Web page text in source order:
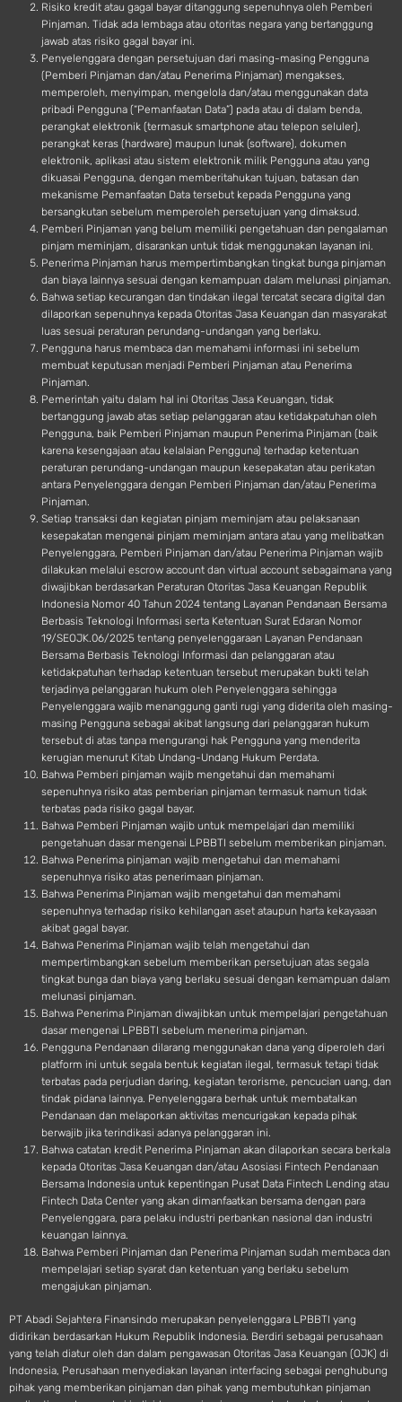
Risiko kredit atau gagal bayar ditanggung sepenuhnya oleh Pemberi
Pinjaman. Tidak ada lembaga atau otoritas negara yang bertanggung
jawab atas risiko gagal bayar ini.
Penyelenggara dengan persetujuan dari masing-masing Pengguna
(Pemberi Pinjaman dan/atau Penerima Pinjaman) mengakses,
memperoleh, menyimpan, mengelola dan/atau menggunakan data
pribadi Pengguna (“Pemanfaatan Data”) pada atau di dalam benda,
perangkat elektronik (termasuk smartphone atau telepon seluler),
perangkat keras (hardware) maupun lunak (software), dokumen
elektronik, aplikasi atau sistem elektronik milik Pengguna atau yang
dikuasai Pengguna, dengan memberitahukan tujuan, batasan dan
mekanisme Pemanfaatan Data tersebut kepada Pengguna yang
bersangkutan sebelum memperoleh persetujuan yang dimaksud.
Pemberi Pinjaman yang belum memiliki pengetahuan dan pengalaman
pinjam meminjam, disarankan untuk tidak menggunakan layanan ini.
Penerima Pinjaman harus mempertimbangkan tingkat bunga pinjaman
dan biaya lainnya sesuai dengan kemampuan dalam melunasi pinjaman.
Bahwa setiap kecurangan dan tindakan ilegal tercatat secara digital dan
dilaporkan sepenuhnya kepada Otoritas Jasa Keuangan dan masyarakat
luas sesuai peraturan perundang-undangan yang berlaku.
Pengguna harus membaca dan memahami informasi ini sebelum
membuat keputusan menjadi Pemberi Pinjaman atau Penerima
Pinjaman.
Pemerintah yaitu dalam hal ini Otoritas Jasa Keuangan, tidak
bertanggung jawab atas setiap pelanggaran atau ketidakpatuhan oleh
Pengguna, baik Pemberi Pinjaman maupun Penerima Pinjaman (baik
karena kesengajaan atau kelalaian Pengguna) terhadap ketentuan
peraturan perundang-undangan maupun kesepakatan atau perikatan
antara Penyelenggara dengan Pemberi Pinjaman dan/atau Penerima
Pinjaman.
Setiap transaksi dan kegiatan pinjam meminjam atau pelaksanaan
kesepakatan mengenai pinjam meminjam antara atau yang melibatkan
Penyelenggara, Pemberi Pinjaman dan/atau Penerima Pinjaman wajib
dilakukan melalui escrow account dan virtual account sebagaimana yang
diwajibkan berdasarkan Peraturan Otoritas Jasa Keuangan Republik
Indonesia Nomor 40 Tahun 2024 tentang Layanan Pendanaan Bersama
Berbasis Teknologi Informasi serta Ketentuan Surat Edaran Nomor
19/SEOJK.06/2025 tentang penyelenggaraan Layanan Pendanaan
Bersama Berbasis Teknologi Informasi dan pelanggaran atau
ketidakpatuhan terhadap ketentuan tersebut merupakan bukti telah
terjadinya pelanggaran hukum oleh Penyelenggara sehingga
Penyelenggara wajib menanggung ganti rugi yang diderita oleh masing-
masing Pengguna sebagai akibat langsung dari pelanggaran hukum
tersebut di atas tanpa mengurangi hak Pengguna yang menderita
kerugian menurut Kitab Undang-Undang Hukum Perdata.
Bahwa Pemberi pinjaman wajib mengetahui dan memahami
sepenuhnya risiko atas pemberian pinjaman termasuk namun tidak
terbatas pada risiko gagal bayar.
Bahwa Pemberi Pinjaman wajib untuk mempelajari dan memiliki
pengetahuan dasar mengenai LPBBTI sebelum memberikan pinjaman.
Bahwa Penerima pinjaman wajib mengetahui dan memahami
sepenuhnya risiko atas penerimaan pinjaman.
Bahwa Penerima Pinjaman wajib mengetahui dan memahami
sepenuhnya terhadap risiko kehilangan aset ataupun harta kekayaaan
akibat gagal bayar.
Bahwa Penerima Pinjaman wajib telah mengetahui dan
mempertimbangkan sebelum memberikan persetujuan atas segala
tingkat bunga dan biaya yang berlaku sesuai dengan kemampuan dalam
melunasi pinjaman.
Bahwa Penerima Pinjaman diwajibkan untuk mempelajari pengetahuan
dasar mengenai LPBBTI sebelum menerima pinjaman.
Pengguna Pendanaan dilarang menggunakan dana yang diperoleh dari
platform ini untuk segala bentuk kegiatan ilegal, termasuk tetapi tidak
terbatas pada perjudian daring, kegiatan terorisme, pencucian uang, dan
tindak pidana lainnya. Penyelenggara berhak untuk membatalkan
Pendanaan dan melaporkan aktivitas mencurigakan kepada pihak
berwajib jika terindikasi adanya pelanggaran ini.
Bahwa catatan kredit Penerima Pinjaman akan dilaporkan secara berkala
kepada Otoritas Jasa Keuangan dan/atau Asosiasi Fintech Pendanaan
Bersama Indonesia untuk kepentingan Pusat Data Fintech Lending atau
Fintech Data Center yang akan dimanfaatkan bersama dengan para
Penyelenggara, para pelaku industri perbankan nasional dan industri
keuangan lainnya.
Bahwa Pemberi Pinjaman dan Penerima Pinjaman sudah membaca dan
mempelajari setiap syarat dan ketentuan yang berlaku sebelum
mengajukan pinjaman.
PT Abadi Sejahtera Finansindo merupakan penyelenggara LPBBTI yang
didirikan berdasarkan Hukum Republik Indonesia. Berdiri sebagai perusahaan
yang telah diatur oleh dan dalam pengawasan Otoritas Jasa Keuangan (OJK) di
Indonesia, Perusahaan menyediakan layanan interfacing sebagai penghubung
pihak yang memberikan pinjaman dan pihak yang membutuhkan pinjaman